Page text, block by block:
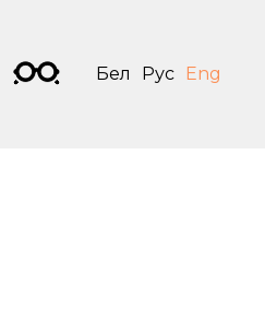
Бел Рус Eng